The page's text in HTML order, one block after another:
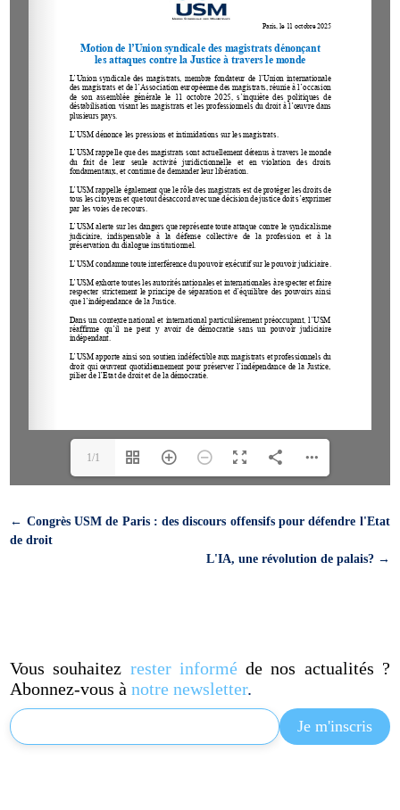
1/1
← Congrès USM de Paris : des discours offensifs pour défendre l'Etat
de droit
L'IA, une révolution de palais?→
Vous souhaitez rester informéde nos actualités ?
Abonnez-vous ànotre newsletter.